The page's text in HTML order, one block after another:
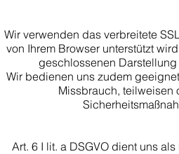
Wir verwenden das verbreitete
von Ihrem Browser unterstützt
geschlossenen
Wir bedienen uns zudem
Missbrauch, teilweisen
Art. 6 I lit. a DSGVO dient uns